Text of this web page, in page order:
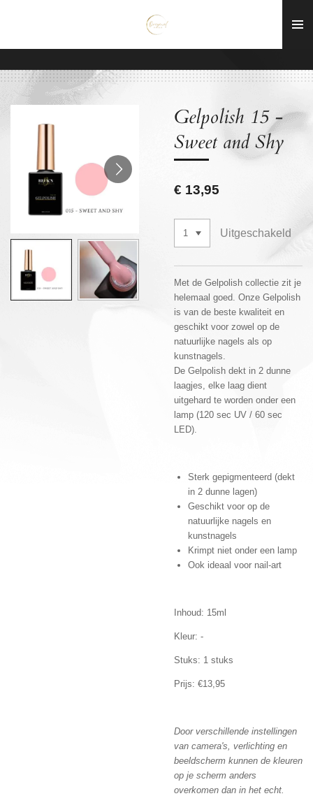
hoofdinhoud
Gelpolish 15 -
Sweet and Shy
€ 13,95
Uitgeschakeld
Met de Gelpolish collectie zit je
helemaal goed. Onze Gelpolish
is van de beste kwaliteit en
geschikt voor zowel op de
natuurlijke nagels als op
kunstnagels.
De Gelpolish dekt in 2 dunne
laagjes, elke laag dient
uitgehard te worden onder een
lamp (120 sec UV / 60 sec
LED).
Sterk gepigmenteerd (dekt
in 2 dunne lagen)
Geschikt voor op de
natuurlijke nagels en
kunstnagels
Krimpt niet onder een lamp
Ook ideaal voor nail-art
Inhoud: 15ml
Kleur: -
Stuks: 1 stuks
Prijs: €13,95
Door verschillende instellingen
van camera's, verlichting en
beeldscherm kunnen de kleuren
op je scherm anders
overkomen dan in het echt.